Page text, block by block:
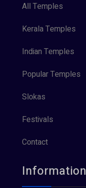
All Temples
Kerala Temples
Indian Temples
Popular Temples
Slokas
Festivals
Contact
Information